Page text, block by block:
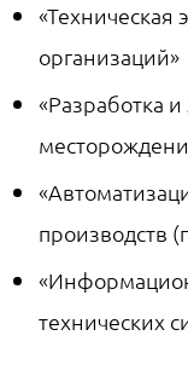
«Техническая
организаций»
«Разработка
производств
технических